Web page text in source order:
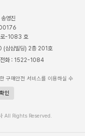
영진
로-1083 호
(삼삼빌딩) 2층 201호
전화 : 1522-1084
구매안전 서비스를 이용하실 수
인
All Rights Reserved.